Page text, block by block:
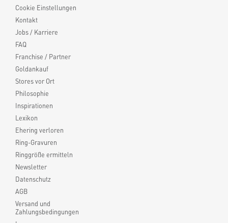
Cookie Einstellungen
Kontakt
Jobs / Karriere
FAQ
Franchise / Partner
Goldankauf
Stores vor Ort
Philosophie
Inspirationen
Lexikon
Ehering verloren
Ring-Gravuren
Ringgröße ermitteln
Newsletter
Datenschutz
AGB
Versand und
Zahlungsbedingungen